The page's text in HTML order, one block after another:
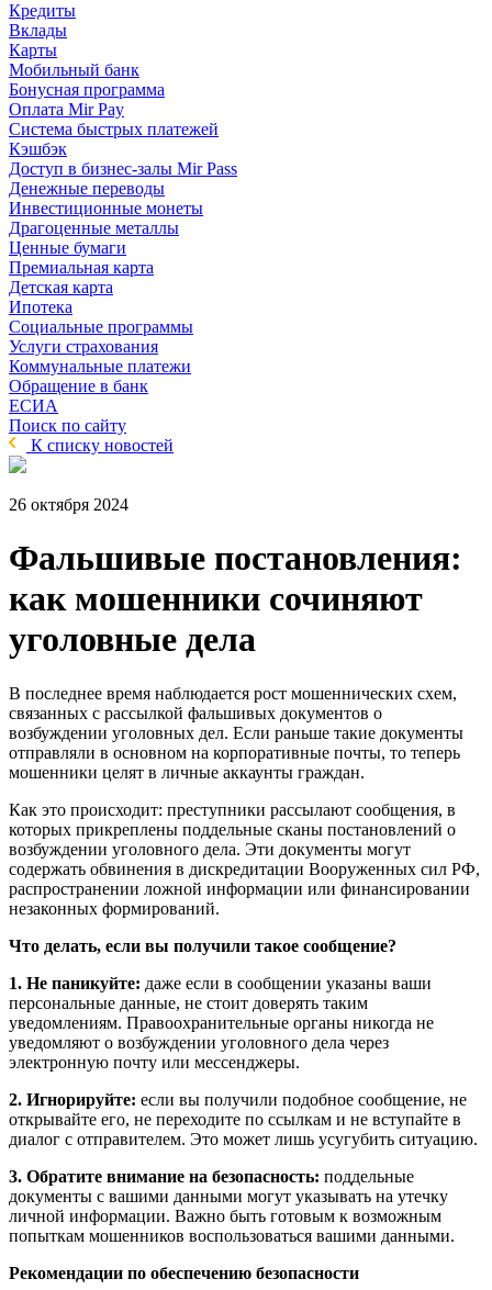
Кредиты
Вклады
Карты
Мобильный банк
Бонусная программа
Оплата Mir Pay
Система быстрых платежей
Кэшбэк
Доступ в бизнес-залы Mir Pass
Денежные переводы
Инвестиционные монеты
Драгоценные металлы
Ценные бумаги
Премиальная карта
Детская карта
Ипотека
Социальные программы
Услуги страхования
Коммунальные платежи
Обращение в банк
ЕСИА
Поиск по сайту
К списку новостей
26 октября 2024
Фальшивые постановления:
как мошенники сочиняют
уголовные дела
В последнее время наблюдается рост мошеннических схем,
связанных с рассылкой фальшивых документов о
возбуждении уголовных дел. Если раньше такие документы
отправляли в основном на корпоративные почты, то теперь
мошенники целят в личные аккаунты граждан.
Как это происходит: преступники рассылают сообщения, в
которых прикреплены поддельные сканы постановлений о
возбуждении уголовного дела. Эти документы могут
содержать обвинения в дискредитации Вооруженных сил РФ,
распространении ложной информации или финансировании
незаконных формирований.
Что делать, если вы получили такое сообщение?
1. Не паникуйте: даже если в сообщении указаны ваши
персональные данные, не стоит доверять таким
уведомлениям. Правоохранительные органы никогда не
уведомляют о возбуждении уголовного дела через
электронную почту или мессенджеры.
2. Игнорируйте: если вы получили подобное сообщение, не
открывайте его, не переходите по ссылкам и не вступайте в
диалог с отправителем. Это может лишь усугубить ситуацию.
3. Обратите внимание на безопасность: поддельные
документы с вашими данными могут указывать на утечку
личной информации. Важно быть готовым к возможным
попыткам мошенников воспользоваться вашими данными.
Рекомендации по обеспечению безопасности